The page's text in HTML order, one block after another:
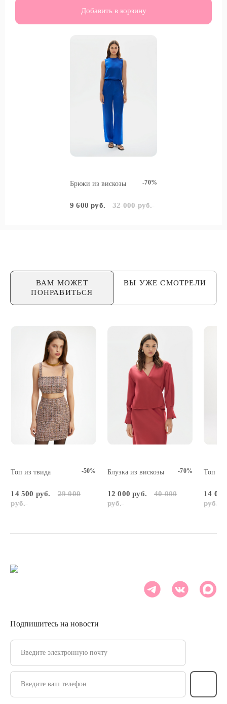
Добавить в корзину
Брюки из вискозы -70%
9 600 руб. 32 000 руб.
ВАМ МОЖЕТ
ПОНРАВИТЬСЯ
ВЫ УЖЕСМОТРЕЛИ
Топ из твида -50%
14 500 руб.
29 000
руб.
Блузка из вискозы -70%
12 000 руб.
40 000
руб.
Топ
14
руб.
Подпишитесь на новости
Введите электронную почту
Введите ваш телефон